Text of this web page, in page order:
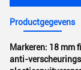
Productgegevens
Markeren: 18 mm
anti-